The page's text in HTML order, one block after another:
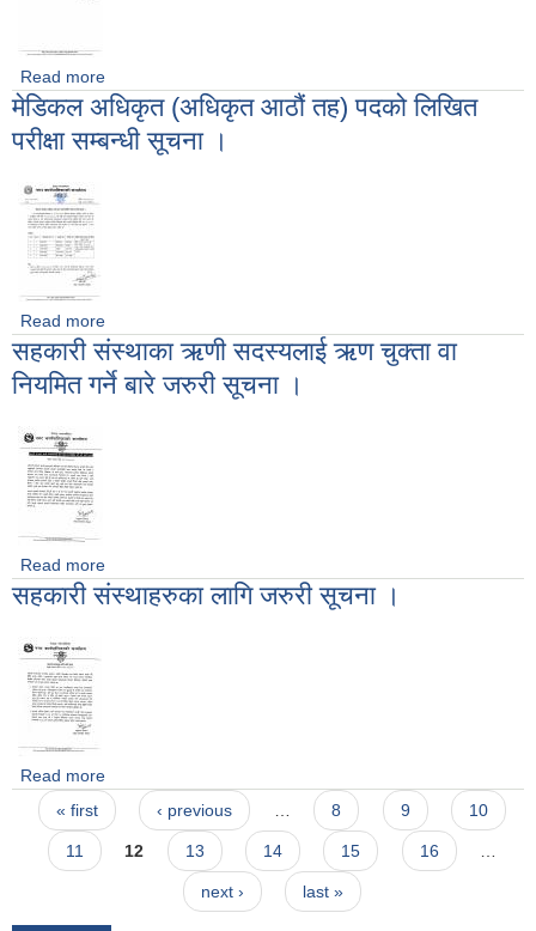
Read more
मेडिकल अधिकृत (अधिकृत आठौं तह) पदको लिखित
परीक्षा सम्बन्धी सूचना ।
Read more
सूचना ।
सहकारी संस्थाका ऋणी सदस्यलाई ऋण चुक्ता वा
नियमित गर्ने बारे जरुरी सूचना ।
Read more
जरुरी सूचना ।
सहकारी संस्थाहरुका लागि जरुरी सूचना ।
Read more
Pages
« first ‹ previous … 8 9 10
11 12 13 14 15 16 …
next › last »